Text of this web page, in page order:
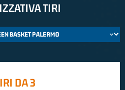
TIRI
DA 3